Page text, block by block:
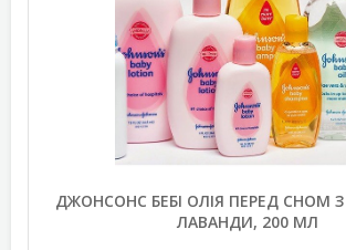
ДЖОНСОНС БЕБІ ОЛІЯ ПЕРЕД СНОМ
ЛАВАНДИ, 200 МЛ